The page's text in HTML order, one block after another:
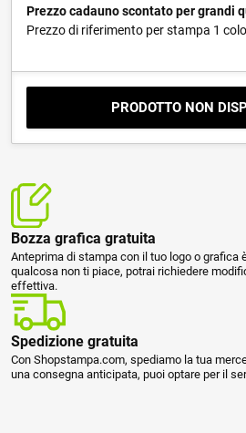
Prezzo cadauno scontato per grandi
Prezzo di riferimento per stampa 1
PRODOTTO NON
Bozza grafica gratuita
Anteprima di stampa con il tuo logo o grafica
qualcosa non ti piace, potrai richiedere
effettiva.
Spedizione gratuita
Con Shopstampa.com, spediamo la tua
una consegna anticipata, puoi optare per il